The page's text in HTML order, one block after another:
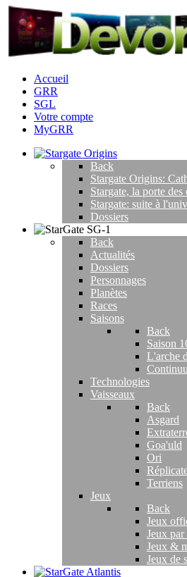
Accueil
GRR
SGL
Votre compte
MyGRR
Back
Stargate Origins:
Stargate, la porte des
Stargate: suite à
Dossiers
Back
Actualités
Dossiers
Personnages
Planètes
Races
Saisons
Back
Saison
L'arche
Technologies
Vaisseaux
Back
Asgard
Goa'uld
Ori
Terriens
Jeux
Back
Jeux
Jeux
Jeux &
Jeux de